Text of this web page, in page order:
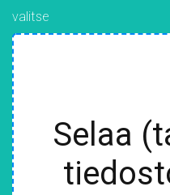
valitse
Selaa